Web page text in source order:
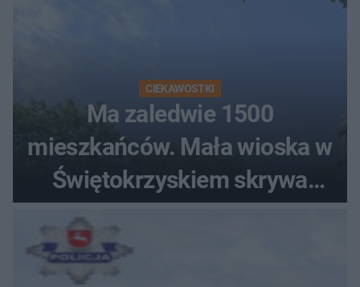
CIEKAWOSTKI
Ma zaledwie 1500
mieszkańców. Mała wioska w
Świętokrzyskiem skrywa
zabytki, bywał tu nawet król